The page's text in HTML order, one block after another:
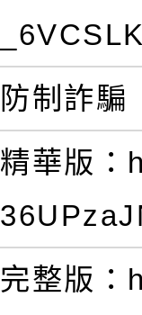
防制詐騙
精華版
完整版